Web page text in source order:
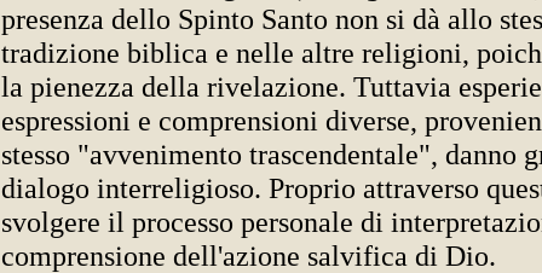
presenza dello Spinto Santo non si dà allo
tradizione biblica e nelle altre religioni,
la pienezza della rivelazione. Tuttavia
espressioni e comprensioni diverse,
stesso "avvenimento trascendentale", danno
dialogo interreligioso. Proprio attraverso
svolgere il processo personale di
comprensione dell'azione salvifica di Dio.